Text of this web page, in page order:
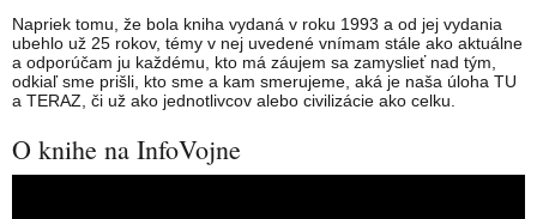
Napriek tomu, že bola kniha vydaná v roku 1993 a od jej vydania
ubehlo už 25 rokov, témy v nej uvedené vnímam stále ako aktuálne
a odporúčam ju každému, kto má záujem sa zamyslieť nad tým,
odkiaľ sme prišli, kto sme a kam smerujeme, aká je naša úloha TU
a TERAZ, či už ako jednotlivcov alebo civilizácie ako celku.
O knihe na InfoVojne